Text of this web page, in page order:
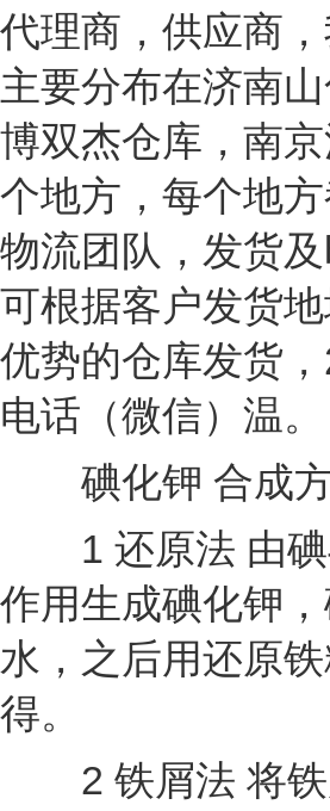
代理商，供应商
主要分布在济南
博双杰仓库，南
个地方，每个地
物流团队，发货及
可根据客户发货
优势的仓库发货
电话（微信）温。
碘化钾 合成
1 还原法 由碘
作用生成碘化钾，
水，之后用还原
得。
2 铁屑法 将铁